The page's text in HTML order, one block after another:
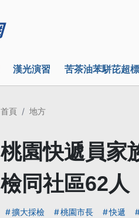
漢光演習 苦茶油苯駢芘超標
首頁 地方
桃園快遞員家
檢同社區62人
擴大採檢 桃園市長 快遞